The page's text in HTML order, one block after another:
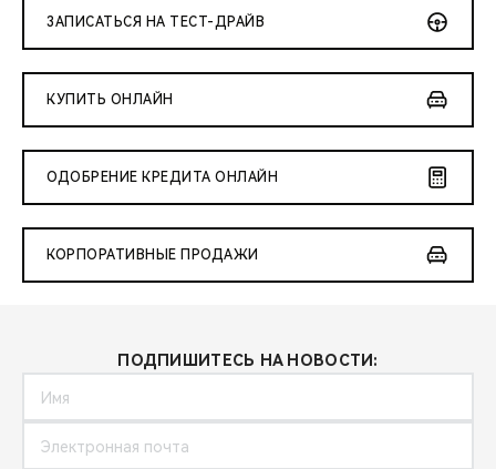
ЗАПИСАТЬСЯ НА ТЕСТ-ДРАЙВ
КУПИТЬ ОНЛАЙН
ОДОБРЕНИЕ КРЕДИТА ОНЛАЙН
КОРПОРАТИВНЫЕ ПРОДАЖИ
ПОДПИШИТЕСЬ НА НОВОСТИ: